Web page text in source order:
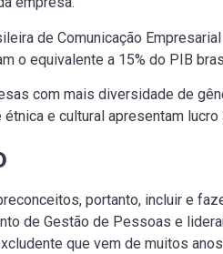
de Comunicação
o equivalente a 15% do PIB
com mais diversidade de
e cultural apresentam lucro
portanto, incluir e
de Gestão de Pessoas e
que vem de muitos